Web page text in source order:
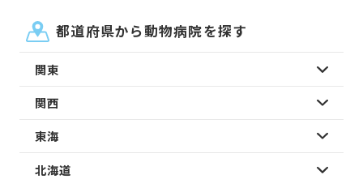
都道府県から動物病院を探す
関東
関西
東海
北海道